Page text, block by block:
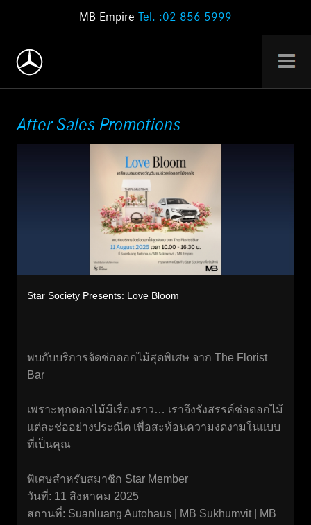
MB Empire Tel. :02 856 5999
After-Sales Promotions
Star Society Presents: Love Bloom
พบกับบริการจัดช่อดอกไม้สุดพิเศษ จาก The Florist
Bar
เพราะทุกดอกไม้มีเรื่องราว… เราจึงรังสรรค์ช่อดอกไม้
แต่ละช่ออย่างประณีต เพื่อสะท้อนความงดงามในแบบ
ที่เป็นคุณ
พิเศษสำหรับสมาชิก Star Member
วันที่: 11 สิงหาคม 2025
สถานที่: Suanluang Autohaus | MB Sukhumvit | MB